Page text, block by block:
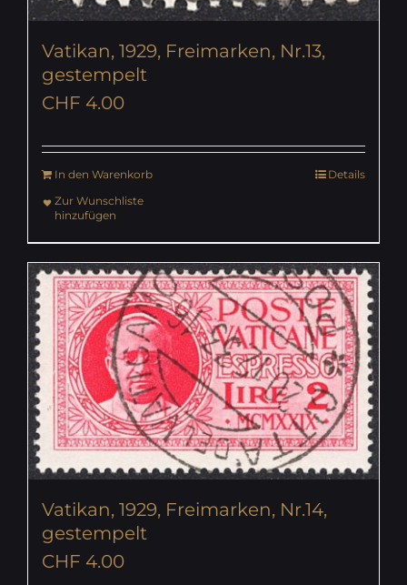
Vatikan, 1929, Freimarken, Nr.13,
gestempelt
CHF 4.00
In den Warenkorb
Details
Zur Wunschliste
hinzufügen
Vatikan, 1929, Freimarken, Nr.14,
gestempelt
CHF 4.00